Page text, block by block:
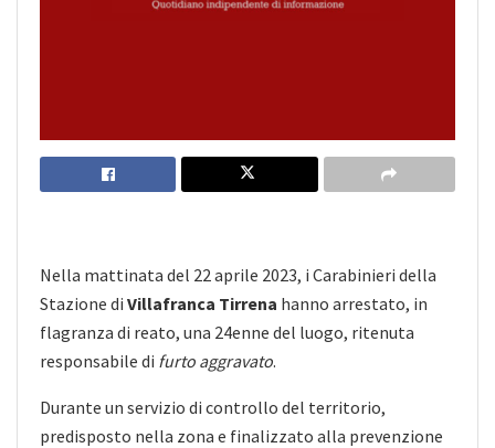
Nella mattinata del 22 aprile 2023, i Carabinieri della
Stazione di Villafranca Tirrena hanno arrestato, in
flagranza di reato, una 24enne del luogo, ritenuta
responsabile di furto aggravato.
Durante un servizio di controllo del territorio,
predisposto nella zona e finalizzato alla prevenzione